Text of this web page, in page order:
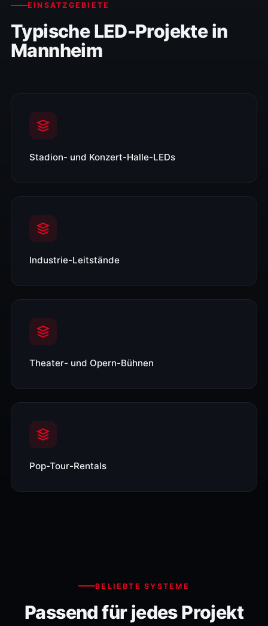
EINSATZGEBIETE
Typische LED-Projekte in
Mannheim
Stadion- und Konzert-Halle-LEDs
Industrie-Leitstände
Theater- und Opern-Bühnen
Pop-Tour-Rentals
BELIEBTE SYSTEME
Passend für jedes Projekt